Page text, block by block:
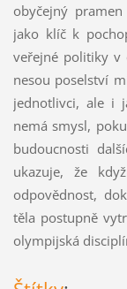
obyčejný
jako klíč k
veřejné politiky v
nesou poselství
jednotlivci, ale i
nemá smysl,
budoucnosti
ukazuje, že
odpovědnost,
těla postupně
olympijská